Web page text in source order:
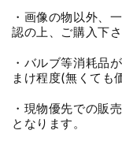
・画像の物以外、
認の上、ご購入下さ
・バルブ等消耗品
まけ程度(無くても
・現物優先での販
となります。